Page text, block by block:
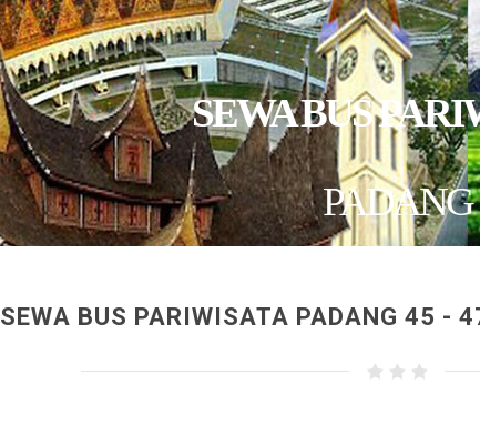
SEWA BUS
PADANG
SEWA BUS PARIWISATA PADANG 45 -